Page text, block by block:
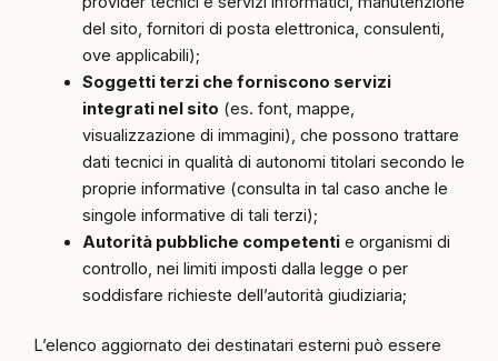
del sito, fornitori di posta elettronica, consulenti,
ove applicabili);
Soggetti terzi che forniscono servizi
integrati nel sito (es. font, mappe,
visualizzazione di immagini), che possono trattare
dati tecnici in qualità di autonomi titolari secondo le
proprie informative (consulta in tal caso anche le
singole informative di tali terzi);
Autorità pubbliche competentie organismi di
controllo, nei limiti imposti dalla legge o per
soddisfare richieste dell’autorità giudiziaria;
L’elenco aggiornato dei destinatari esterni può essere